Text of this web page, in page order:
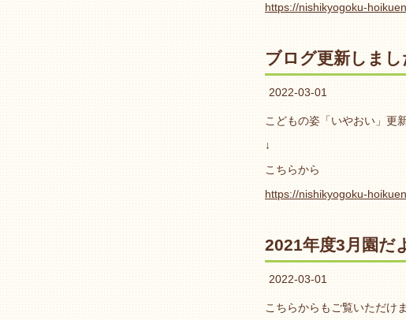
https://nishikyogoku-
ブログ更新しまし
2022-03-01
こどもの姿「いやおい」更
↓
こちらから
https://nishikyogoku-
2021年度3月園
2022-03-01
こちらからもご覧いただけま